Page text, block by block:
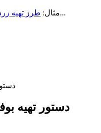
مثال: طرز تهیه و...
دستور تهیه